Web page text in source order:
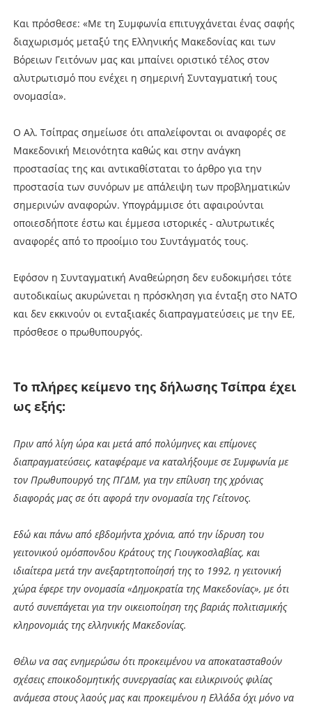
Και πρόσθεσε: «Με τη Συμφωνία επιτυγχάνεται ένας σαφής
διαχωρισμός μεταξύ της Ελληνικής Μακεδονίας και των
Βόρειων Γειτόνων μας και μπαίνει οριστικό τέλος στον
αλυτρωτισμό που ενέχει η σημερινή Συνταγματική τους
ονομασία».
Ο Αλ. Τσίπρας σημείωσε ότι απαλείφονται οι αναφορές σε
Μακεδονική Μειονότητα καθώς και στην ανάγκη
προστασίας της και αντικαθίσταται το άρθρο για την
προστασία των συνόρων με απάλειψη των προβληματικών
σημερινών αναφορών. Υπογράμμισε ότι αφαιρούνται
οποιεσδήποτε έστω και έμμεσα ιστορικές - αλυτρωτικές
αναφορές από το προοίμιο του Συντάγματός τους.
Εφόσον η Συνταγματική Αναθεώρηση δεν ευδοκιμήσει τότε
αυτοδικαίως ακυρώνεται η πρόσκληση για ένταξη στο ΝΑΤΟ
και δεν εκκινούν οι ενταξιακές διαπραγματεύσεις με την ΕΕ,
πρόσθεσε ο πρωθυπουργός.
Το πλήρες κείμενο της δήλωσης Τσίπρα έχει
ως εξής:
Πριν από λίγη ώρα και μετά από πολύμηνες και επίμονες
διαπραγματεύσεις, καταφέραμε να καταλήξουμε σε Συμφωνία με
τον Πρωθυπουργό της ΠΓΔΜ, για την επίλυση της χρόνιας
διαφοράς μας σε ότι αφορά την ονομασία της Γείτονος.
Εδώ και πάνω από εβδομήντα χρόνια, από την ίδρυση του
γειτονικού ομόσπονδου Κράτους της Γιουγκοσλαβίας, και
ιδιαίτερα μετά την ανεξαρτητοποίησή της το 1992, η γειτονική
χώρα έφερε την ονομασία «Δημοκρατία της Μακεδονίας», με ότι
αυτό συνεπάγεται για την οικειοποίηση της βαριάς πολιτισμικής
κληρονομιάς της ελληνικής Μακεδονίας.
Θέλω να σας ενημερώσω ότι προκειμένου να αποκατασταθούν
σχέσεις εποικοδομητικής συνεργασίας και ειλικρινούς φιλίας
ανάμεσα στους λαούς μας και προκειμένου η Ελλάδα όχι μόνο να